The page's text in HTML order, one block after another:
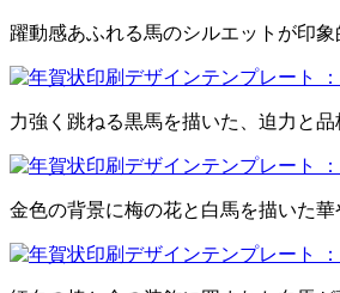
躍動感あふれる馬のシルエットが印
力強く跳ねる黒馬を描いた、迫力と
金色の背景に梅の花と白馬を描いた